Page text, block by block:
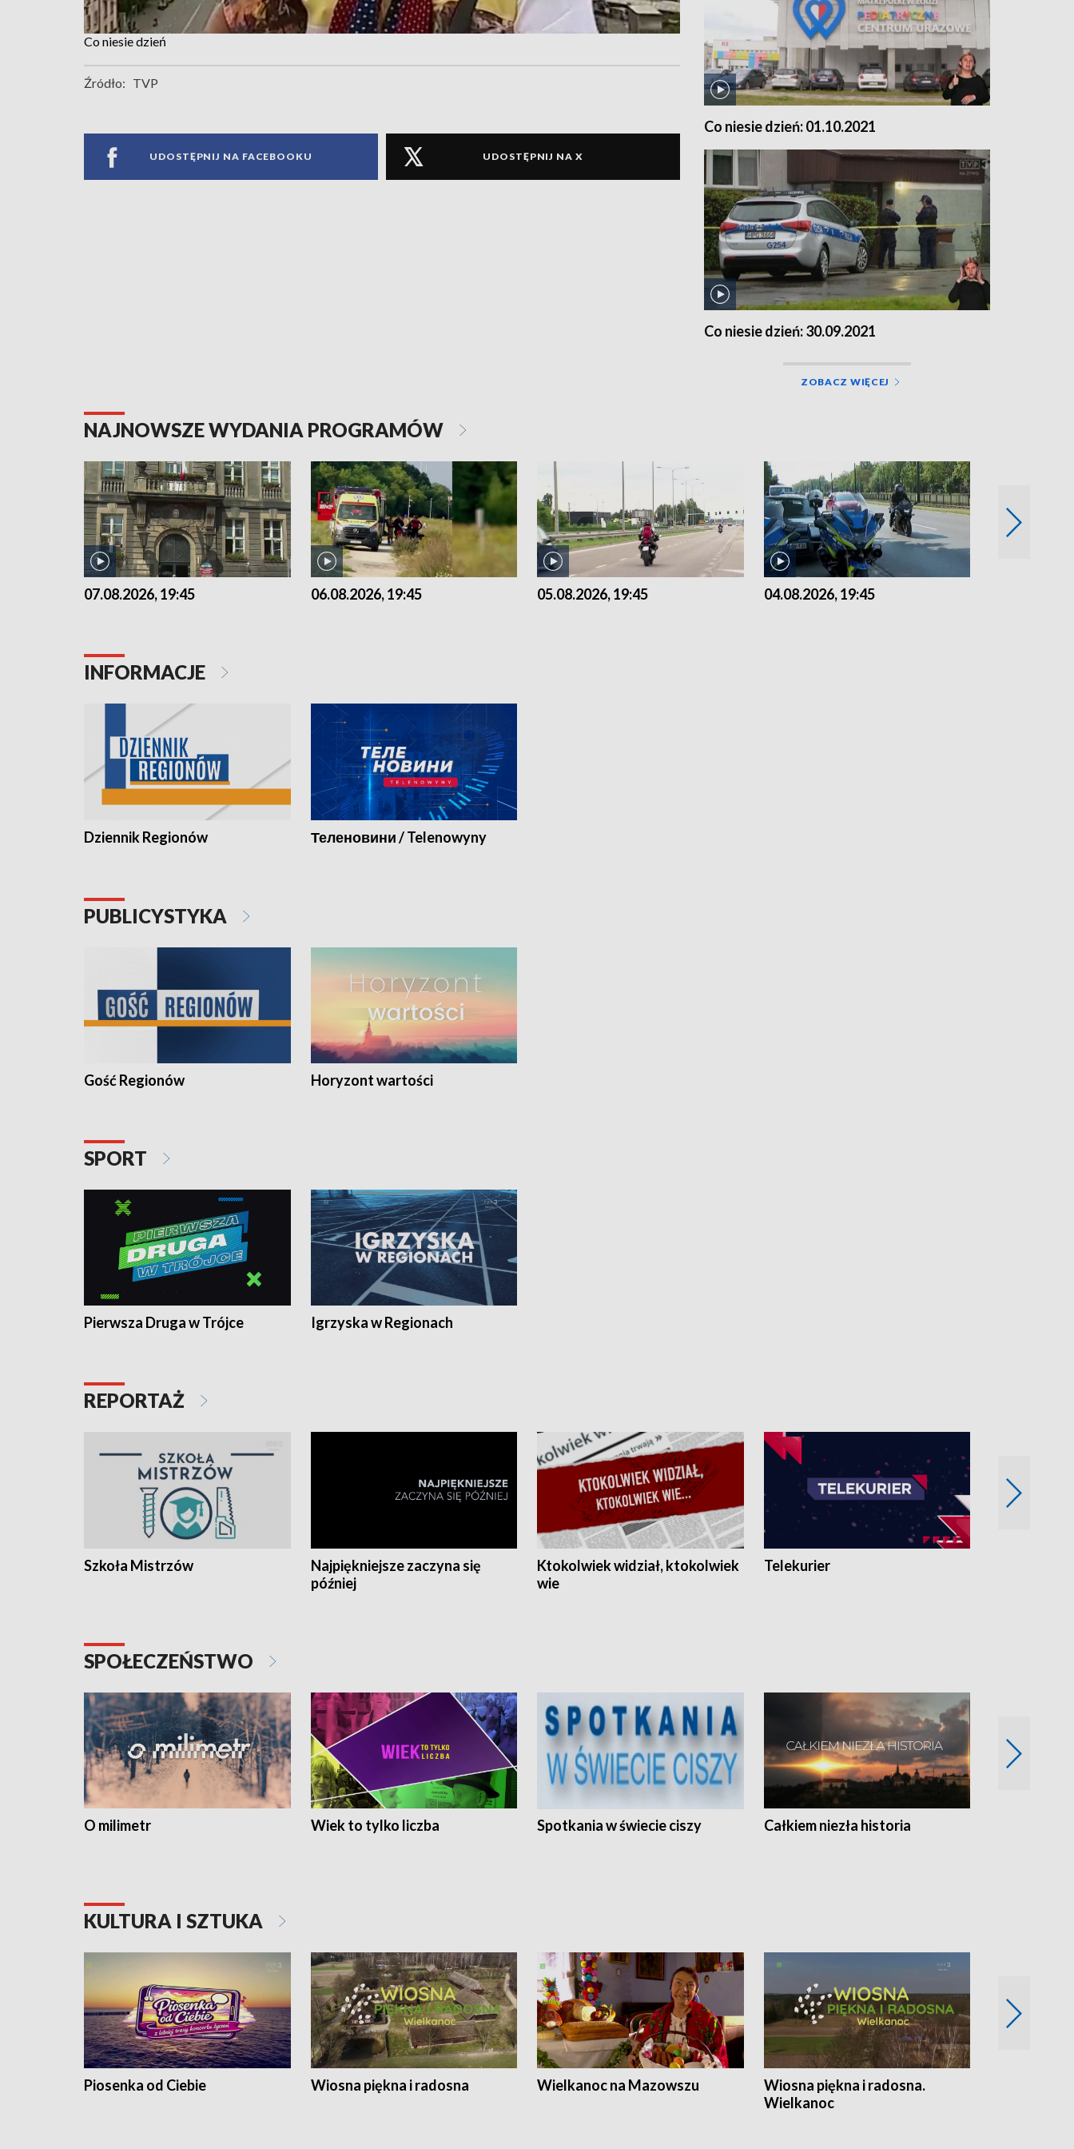
Co niesie dzień
Źródło: TVP
UDOSTĘPNIJ NA FACEBOOKU UDOSTĘPNIJ NA X
Co niesie dzień: 01.10.2021
Co niesie dzień: 30.09.2021
ZOBACZ WIĘCEJ
NAJNOWSZE WYDANIA PROGRAMÓW
07.08.2026, 19:45 06.08.2026, 19:45 05.08.2026, 19:45 04.08.2026, 19:45
INFORMACJE
Dziennik Regionów Теленовини / Telenowyny
PUBLICYSTYKA
Gość Regionów Horyzont wartości
SPORT
Pierwsza Druga w Trójce Igrzyska w Regionach
REPORTAŻ
Szkoła Mistrzów
Najpiękniejsze zaczyna się
później
Ktokolwiek widział, ktokolwiek
wie
Telekurier
SPOŁECZEŃSTWO
O milimetr Wiek to tylko liczba Spotkania w świecie ciszy Całkiem niezła historia
KULTURA I SZTUKA
Piosenka od Ciebie Wiosna piękna i radosna Wielkanoc na Mazowszu
Wiosna piękna i radosna.
Wielkanoc